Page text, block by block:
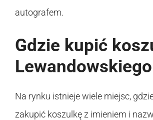
autografem.
Gdzie kupić
Lewandowskiego
Na rynku istnieje wiele miejsc,
zakupić koszulkę z imieniem i